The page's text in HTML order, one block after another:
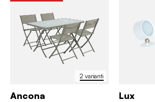
2 varianti
Ancona Lux